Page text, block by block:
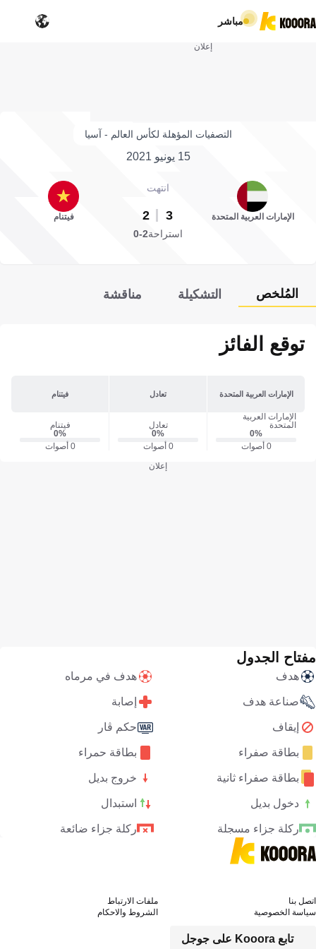
مباشر
إعلان
التصفيات المؤهلة لكأس العالم - آسيا
15 يونيو 2021
الإمارات العربية المتحدة
انتهت
3
2 فيتنام
استراحة2-0
المُلخص التشكيلة مناقشة
توقع الفائز
الإمارات العربية المتحدة تعادل فيتنام
الإمارات العربية
المتحدة
0‎%‎
0 أصوات
تعادل
0‎%‎
0 أصوات
فيتنام
0‎%‎
0 أصوات
إعلان
مفتاح الجدول
هدف هدف في مرماه
صناعة هدف إصابة
إيقاف حكم ڤار
بطاقة صفراء بطاقة حمراء
بطاقة صفراء ثانية خروج بديل
دخول بديل استبدال
ركلة جزاء مسجلة ركلة جزاء ضائعة
تابع Kooora على جوجل
اتصل بنا
ملفات الارتباط
سياسة الخصوصية
الشروط والاحكام